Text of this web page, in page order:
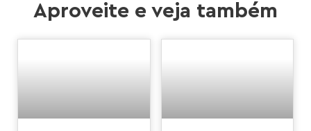
Aproveite e veja também